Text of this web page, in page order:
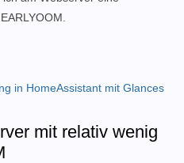
in HomeAssistant mit Glances
mit relativ wenig